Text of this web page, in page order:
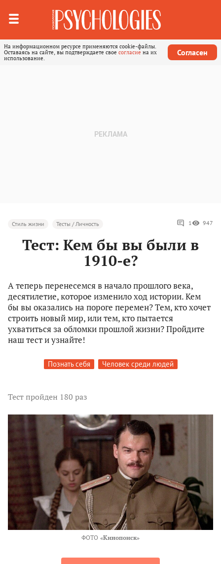
На информационном ресурсе применяются cookie-файлы.
Оставаясь на сайте, вы подтверждаете свое согласие на их
использование.
Согласен
Стиль жизни Тесты / Личность 1 947
Тест: Кем бы вы были в
1910-е?
А теперь перенесемся в начало прошлого века,
десятилетие, которое изменило ход истории. Кем
бы вы оказались на пороге перемен? Тем, кто хочет
строить новый мир, или тем, кто пытается
ухватиться за обломки прошлой жизни? Пройдите
наш тест и узнайте!
Познать себя Человек среди людей
Тестпройден 180 раз
ФОТО «Кинопоиск»